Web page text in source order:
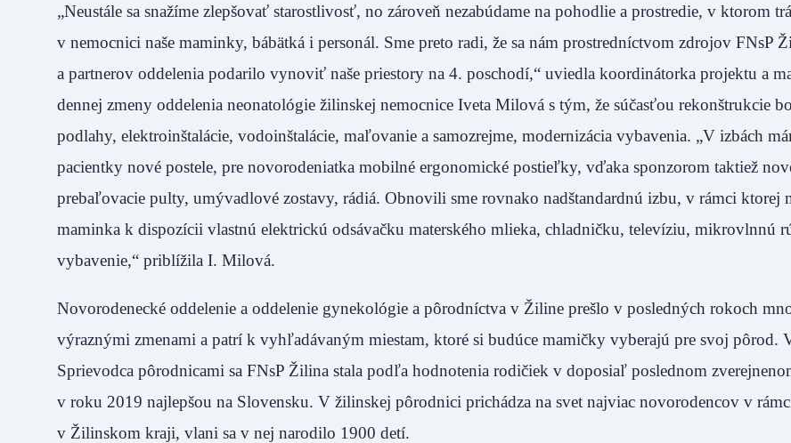
„Neustále sa snažíme zlepšovať starostlivosť, no zároveň nezabúdame na pohodlie a prostredie, v ktorom
v nemocnici naše maminky, bábätká i personál. Sme preto radi, že sa nám prostredníctvom zdrojov FNsP
a partnerov oddelenia podarilo vynoviť naše priestory na 4. poschodí,“ uviedla koordinátorka projektu a
dennej zmeny oddelenia neonatológie žilinskej nemocnice Iveta Milová s tým, že súčasťou rekonštrukcie
podlahy, elektroinštalácie, vodoinštalácie, maľovanie a samozrejme, modernizácia vybavenia. „V izbách
pacientky nové postele, pre novorodeniatka mobilné ergonomické postieľky, vďaka sponzorom taktiež
prebaľovacie pulty, umývadlové zostavy, rádiá. Obnovili sme rovnako nadštandardnú izbu, v rámci ktorej
maminka k dispozícii vlastnú elektrickú odsávačku materského mlieka, chladničku, televíziu, mikrovlnnú
vybavenie,“ priblížila I. Milová.
Novorodenecké oddelenie a oddelenie gynekológie a pôrodníctva v Žiline prešlo v posledných rokoch
výraznými zmenami a patrí k vyhľadávaným miestam, ktoré si budúce mamičky vyberajú pre svoj pôrod.
Sprievodca pôrodnicami sa FNsP Žilina stala podľa hodnotenia rodičiek v doposiaľ poslednom
v roku 2019 najlepšou na Slovensku. V žilinskej pôrodnici prichádza na svet najviac novorodencov v
v Žilinskom kraji, vlani sa v nej narodilo 1900 detí.